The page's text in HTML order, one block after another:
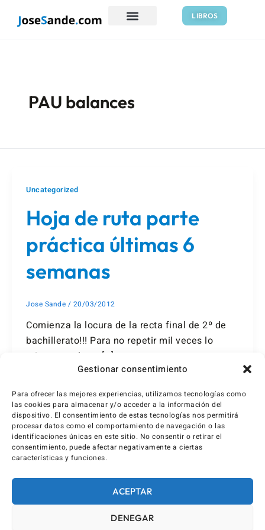
Gestionar consentimiento
Para ofrecer las mejores experiencias, utilizamos tecnologías como
las cookies para almacenar y/o acceder a la información del
dispositivo. El consentimiento de estas tecnologías nos permitirá
procesar datos como el comportamiento de navegación o las
identificaciones únicas en este sitio. No consentir o retirar el
consentimiento, puede afectar negativamente a ciertas
características y funciones.
ACEPTAR
DENEGAR
LIBROS
PAU balances
Uncategorized
Hoja de ruta parte
práctica últimas 6
semanas
Jose Sande / 20/03/2012
Comienza la locura de la recta final de 2º de
bachillerato!!! Para no repetir mil veces lo
mismo en clase, […]